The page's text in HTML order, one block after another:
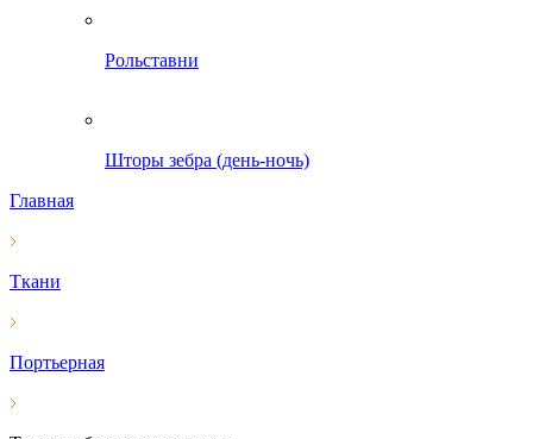
Рольставни
Шторы зебра (день-ночь)
Главная
Ткани
Портьерная